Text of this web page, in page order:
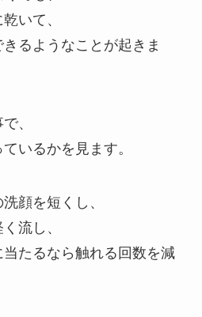
いて、
るようなことが起きま
、
いるかを見ます。
顔を短くし、
流し、
たるなら触れる回数を減